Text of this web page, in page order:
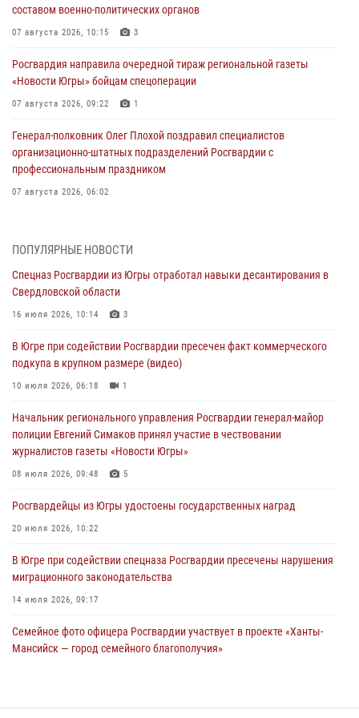
составом военно-политических органов
07 августа 2026, 10:15 3
Росгвардия направила очередной тираж региональной газеты
«Новости Югры» бойцам спецоперации
07 августа 2026, 09:22 1
Генерал-полковник Олег Плохой поздравил специалистов
организационно-штатных подразделений Росгвардии с
профессиональным праздником
07 августа 2026, 06:02
Военнослужащие Росгвардии сбили дрон-разведчик ВСУ на южном
направлении
Офицеры Росгвардии и ветераны войск правопорядка почтили
память генерала армии Ивана Кирилловича Яковлева
В Югре при силовой поддержке ОМОН Росгвардии задержаны
подозреваемые в страховом мошенничестве
06 августа 2026, 09:07
Урайский отдел вневедомственной охраны Росгвардии отмечает
60-летний юбилей
ПОПУЛЯРНЫЕ НОВОСТИ
Спецназ Росгвардии из Югры отработал навыки десантирования в
Свердловской области
16 июля 2026, 10:14 3
В Югре при содействии Росгвардии пресечен факт коммерческого
подкупа в крупном размере (видео)
10 июля 2026, 06:18 1
Начальник регионального управления Росгвардии генерал-майор
полиции Евгений Симаков принял участие в чествовании
журналистов газеты «Новости Югры»
08 июля 2026, 09:48 5
Росгвардейцы из Югры удостоены государственных наград
20 июля 2026, 10:22
В Югре при содействии спецназа Росгвардии пресечены нарушения
миграционного законодательства
14 июля 2026, 09:17
Семейное фото офицера Росгвардии участвует в проекте «Ханты-
Мансийск — город семейного благополучия»